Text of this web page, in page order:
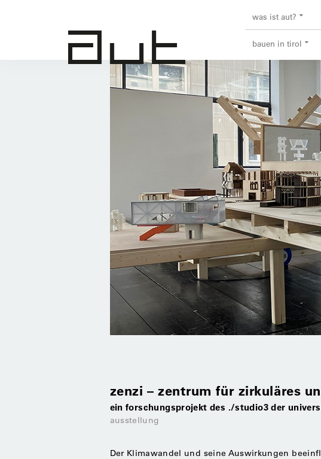
was ist aut?
bauen in tirol
zenzi – zentrum für zirkuläres
ein forschungsprojekt des ./studio3 der
ausstellung
Der Klimawandel und seine Auswirkungen